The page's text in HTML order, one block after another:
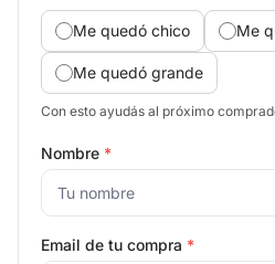
Me quedó chico Me
Me quedó grande
Con esto ayudás al próximo
Nombre *
Email de tu compra *